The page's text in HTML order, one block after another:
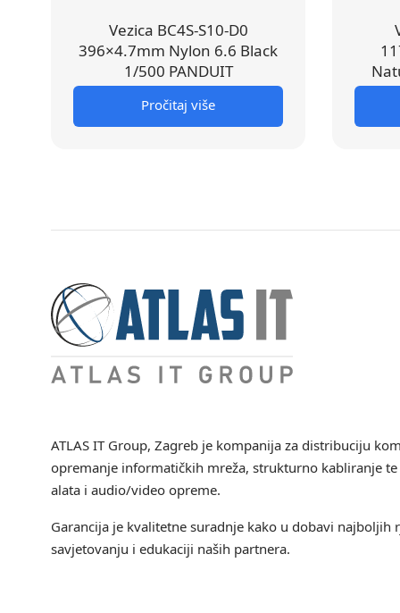
Vezica BC4S-S10-D0
396×4.7mm Nylon 6.6 Black
1/500 PANDUIT
Pročitaj više
ATLAS IT Group, Zagreb je kompanija za distribuciju
opremanje informatičkih mreža, strukturno kabliranje
alata i audio/video opreme.
Garancija je kvalitetne suradnje kako u dobavi najboljih
savjetovanju i edukaciji naših partnera.